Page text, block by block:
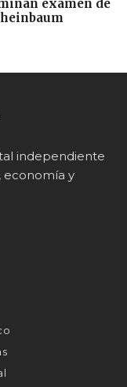
examen de
independiente
economía y